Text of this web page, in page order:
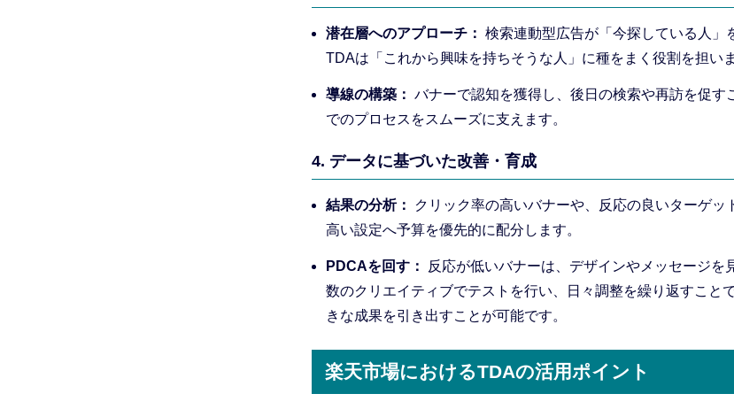
潜在層へのアプローチ： 検索連動型広告が「今探している人」
TDAは「これから興味を持ちそうな人」に種をまく役割を担いま
導線の構築： バナーで認知を獲得し、後日の検索や再訪を促す
でのプロセスをスムーズに支えます。
4. データに基づいた改善・育成
結果の分析：
クリック率の高いバナーや、反応の良いターゲッ
高い設定へ予算を優先的に配分します。
PDCAを回す：
反応が低いバナーは、デザインやメッセージを
数のクリエイティブでテストを行い、日々調整を繰り返すこと
きな成果を引き出すことが可能です。
楽天市場におけるTDAの活用ポイント